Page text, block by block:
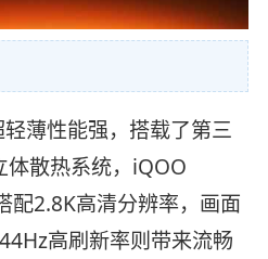
薄性能强，搭载了第三
散热系统，iQOO
配2.8K高清分辨率，画面
高刷新率则带来流畅